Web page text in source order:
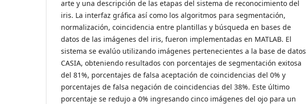
arte y una descripción de las etapas del sistema de reconocimiento del
iris. La interfaz gráfica así como los algoritmos para segmentación,
normalización, coincidencia entre plantillas y búsqueda en bases de
datos de las imágenes del iris, fueron implementadas en MATLAB. El
sistema se evalúo utilizando imágenes pertenecientes a la base de datos
CASIA, obteniendo resultados con porcentajes de segmentación exitosa
del 81%, porcentajes de falsa aceptación de coincidencias del 0% y
porcentajes de falsa negación de coincidencias del 38%. Este último
porcentaje se redujo a 0% ingresando cinco imágenes del ojo para un